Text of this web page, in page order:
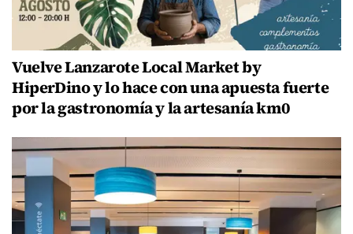
Vuelve Lanzarote Local Market by
HiperDino y lo hace con una apuesta fuerte
por la gastronomía y la artesanía km0